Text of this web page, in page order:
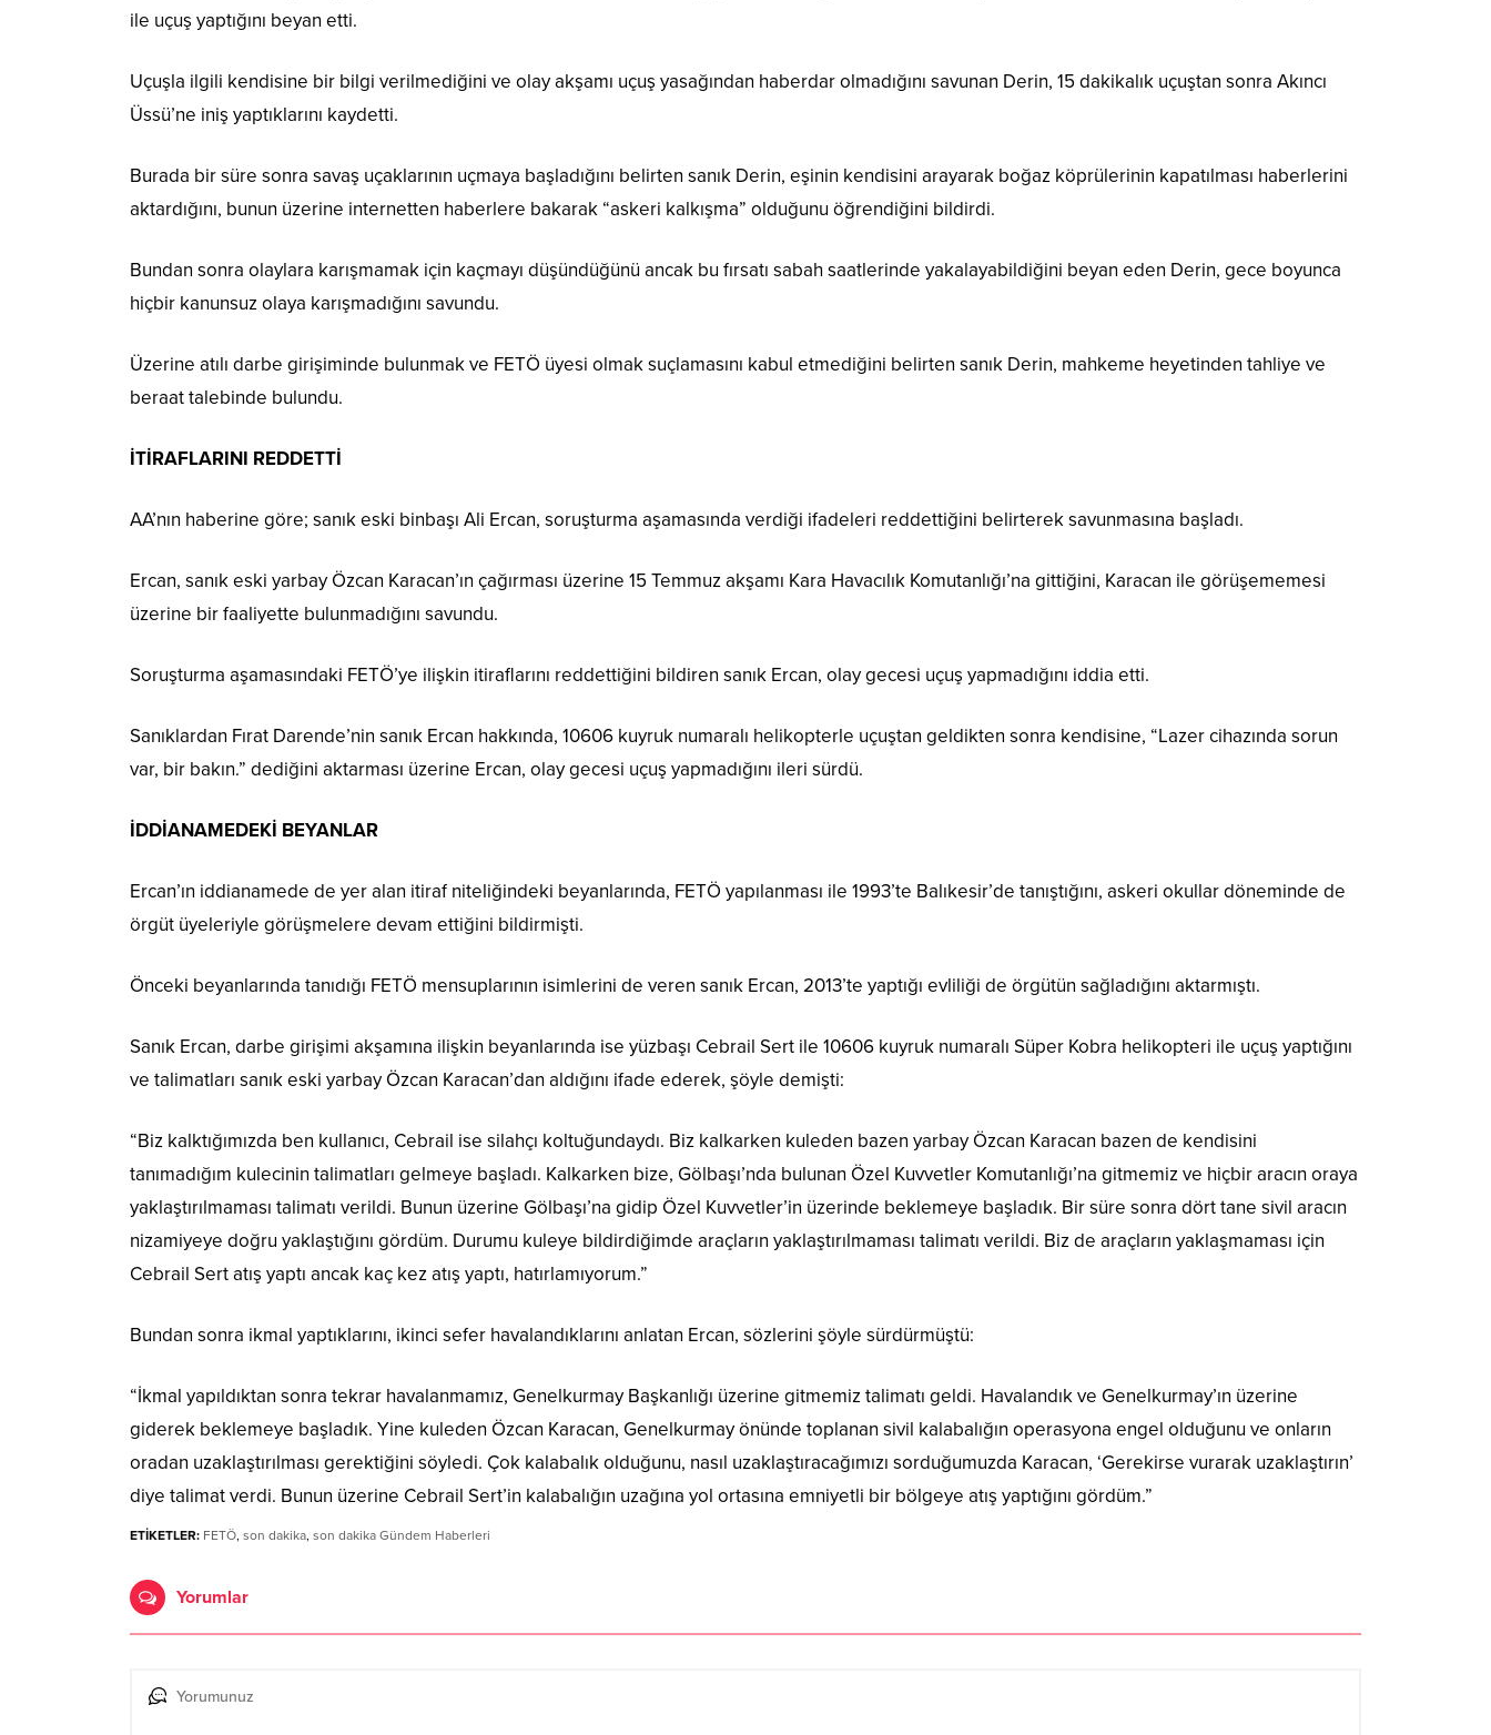
ile uçuş yaptığını beyan etti.
Uçuşla ilgili kendisine bir bilgi verilmediğini ve olay akşamı uçuş yasağından haberdar olmadığını savunan Derin, 15 dakikalık uçuştan sonra Akıncı
Üssü’ne iniş yaptıklarını kaydetti.
Burada bir süre sonra savaş uçaklarının uçmaya başladığını belirten sanık Derin, eşinin kendisini arayarak boğaz köprülerinin kapatılması haberlerini
aktardığını, bunun üzerine internetten haberlere bakarak “askeri kalkışma” olduğunu öğrendiğini bildirdi.
Bundan sonra olaylara karışmamak için kaçmayı düşündüğünü ancak bu fırsatı sabah saatlerinde yakalayabildiğini beyan eden Derin, gece boyunca
hiçbir kanunsuz olaya karışmadığını savundu.
Üzerine atılı darbe girişiminde bulunmak ve FETÖ üyesi olmak suçlamasını kabul etmediğini belirten sanık Derin, mahkeme heyetinden tahliye ve
beraat talebinde bulundu.
İTİRAFLARINI REDDETTİ
AA’nın haberine göre; sanık eski binbaşı Ali Ercan, soruşturma aşamasında verdiği ifadeleri reddettiğini belirterek savunmasına başladı.
Ercan, sanık eski yarbay Özcan Karacan’ın çağırması üzerine 15 Temmuz akşamı Kara Havacılık Komutanlığı’na gittiğini, Karacan ile görüşememesi
üzerine bir faaliyette bulunmadığını savundu.
Soruşturma aşamasındaki FETÖ’ye ilişkin itiraflarını reddettiğini bildiren sanık Ercan, olay gecesi uçuş yapmadığını iddia etti.
Sanıklardan Fırat Darende’nin sanık Ercan hakkında, 10606 kuyruk numaralı helikopterle uçuştan geldikten sonra kendisine, “Lazer cihazında sorun
var, bir bakın.” dediğini aktarması üzerine Ercan, olay gecesi uçuş yapmadığını ileri sürdü.
İDDİANAMEDEKİ BEYANLAR
Ercan’ın iddianamede de yer alan itiraf niteliğindeki beyanlarında, FETÖ yapılanması ile 1993’te Balıkesir’de tanıştığını, askeri okullar döneminde de
örgüt üyeleriyle görüşmelere devam ettiğini bildirmişti.
Önceki beyanlarında tanıdığı FETÖ mensuplarının isimlerini de veren sanık Ercan, 2013’te yaptığı evliliği de örgütün sağladığını aktarmıştı.
Sanık Ercan, darbe girişimi akşamına ilişkin beyanlarında ise yüzbaşı Cebrail Sert ile 10606 kuyruk numaralı Süper Kobra helikopteri ile uçuş yaptığını
ve talimatları sanık eski yarbay Özcan Karacan’dan aldığını ifade ederek, şöyle demişti:
“Biz kalktığımızda ben kullanıcı, Cebrail ise silahçı koltuğundaydı. Biz kalkarken kuleden bazen yarbay Özcan Karacan bazen de kendisini
tanımadığım kulecinin talimatları gelmeye başladı. Kalkarken bize, Gölbaşı’nda bulunan Özel Kuvvetler Komutanlığı’na gitmemiz ve hiçbir aracın oraya
yaklaştırılmaması talimatı verildi. Bunun üzerine Gölbaşı’na gidip Özel Kuvvetler’in üzerinde beklemeye başladık. Bir süre sonra dört tane sivil aracın
nizamiyeye doğru yaklaştığını gördüm. Durumu kuleye bildirdiğimde araçların yaklaştırılmaması talimatı verildi. Biz de araçların yaklaşmaması için
Cebrail Sert atış yaptı ancak kaç kez atış yaptı, hatırlamıyorum.”
Bundan sonra ikmal yaptıklarını, ikinci sefer havalandıklarını anlatan Ercan, sözlerini şöyle sürdürmüştü:
“İkmal yapıldıktan sonra tekrar havalanmamız, Genelkurmay Başkanlığı üzerine gitmemiz talimatı geldi. Havalandık ve Genelkurmay’ın üzerine
giderek beklemeye başladık. Yine kuleden Özcan Karacan, Genelkurmay önünde toplanan sivil kalabalığın operasyona engel olduğunu ve onların
oradan uzaklaştırılması gerektiğini söyledi. Çok kalabalık olduğunu, nasıl uzaklaştıracağımızı sorduğumuzda Karacan, ‘Gerekirse vurarak uzaklaştırın’
diye talimat verdi. Bunun üzerine Cebrail Sert’in kalabalığın uzağına yol ortasına emniyetli bir bölgeye atış yaptığını gördüm.”
ETİKETLER: FETÖ, son dakika, son dakika Gündem Haberleri
Yorumlar